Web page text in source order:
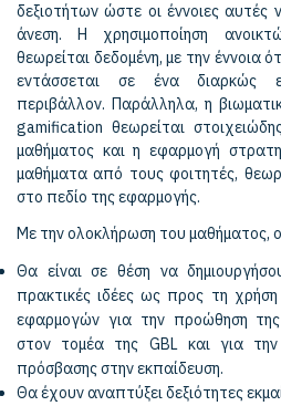
δεξιοτήτων ώστε οι έννοιες αυτές
άνεση. Η χρησιμοποίηση
θεωρείται δεδομένη, με την έννοια
εντάσσεται σε ένα διαρκώς
περιβάλλον. Παράλληλα, η
gamification θεωρείται
μαθήματος και η εφαρμογή
μαθήματα από τους φοιτητές,
στο πεδίο της εφαρμογής.
Με την ολοκλήρωση του μαθήματος,
Θα είναι σε θέση να
πρακτικές ιδέες ως προς τη
εφαρμογών για την προώθηση της
στον τομέα της GBL και για
πρόσβασης στην εκπαίδευση.
Θα έχουν αναπτύξει δεξιότητες